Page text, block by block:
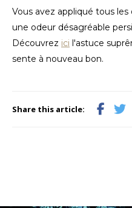
Vous avez appliqué tous
une odeur désagréable
Découvrez ici l'astuce
sente à nouveau bon.
Share this article: